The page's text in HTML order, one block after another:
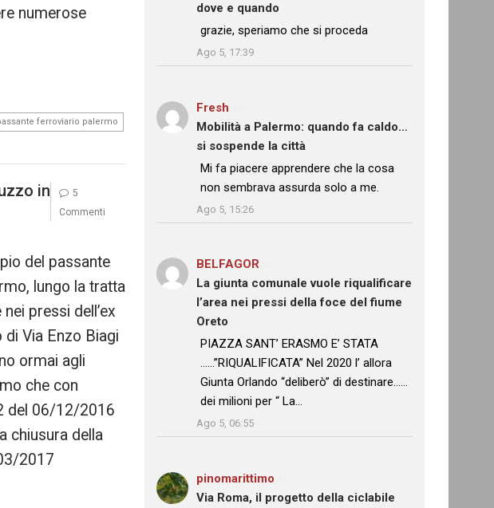
numerose
ferroviario palermo
in
del passante
lungo la tratta
pressi dell’ex
di Via Enzo Biagi
ormai agli
che con
del 06/12/2016
chiusura della
2017
5
Commenti
dove e quando
: “
grazie, speriamo che si proceda
Ago 5, 17:39
Fresh
Mobilità a Palermo: quando fa caldo…
si sospende la città
: “
Mi fa piacere apprendere che la cosa
non sembrava assurda solo a me.
Ago 5, 15:26
BELFAGOR
La giunta comunale vuole riqualificare
l’area nei pressi della foce del fiume
Oreto
: “
PIAZZA SANT’ ERASMO E’ STATA
……”RIQUALIFICATA” Nel 2020 l’ allora
Giunta Orlando “deliberò” di destinare……
dei milioni per “ La…
Ago 5, 06:55
pinomarittimo
Via Roma, il progetto della ciclabile